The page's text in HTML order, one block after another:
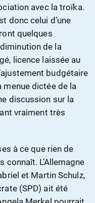
avec la troïka.
donc celui d’une
quelques
de la
licence laissée au
budgétaire
menue dictée de la
discussion sur la
vraiment très
à ce que rien de
connaît. L’Allemagne
et Martin Schulz,
(SPD) ait été